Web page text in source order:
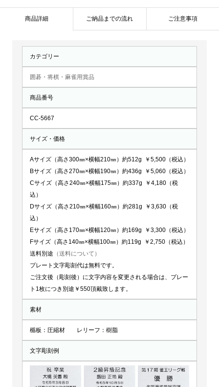
商品詳細 ご納品までの流れ ご注意事項
カテゴリー
囲碁・将棋・麻雀用賞品
商品番号
CC-5667
サイズ・価格
Aサイズ（高さ300㎜×横幅210㎜）約512g ￥5,500（税込）
Bサイズ（高さ270㎜×横幅190㎜）約436g ￥5,060（税込）
Cサイズ（高さ240㎜×横幅175㎜）約337g ￥4,180（税
込）
Dサイズ（高さ210㎜×横幅160㎜）約281g ￥3,630（税
込）
Eサイズ（高さ170㎜×横幅120㎜）約169g ￥3,300（税込）
Fサイズ（高さ140㎜×横幅100㎜）約119g ￥2,750（税込）
送料別途 （送料について）
プレート文字彫刻代は無料です。
ご注文後（彫刻後）に文字内容を変更される場合は、プレー
ト1枚につき別途￥550頂戴致します。
素材
楯板：圧縮材 レリーフ：樹脂
文字彫刻例